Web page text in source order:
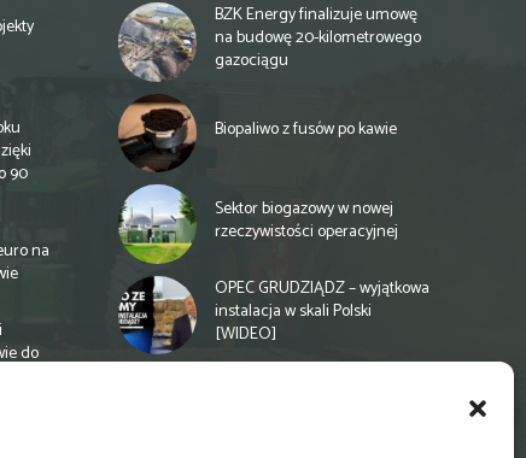
90
na
do
BZK Energy finalizuje umowę
na budowę 20-kilometrowego
gazociągu
Biopaliwo z fusów po kawie
Sektor biogazowy w nowej
rzeczywistości operacyjnej
OPEC GRUDZIĄDZ – wyjątkowa
instalacja w skali Polski
[WIDEO]